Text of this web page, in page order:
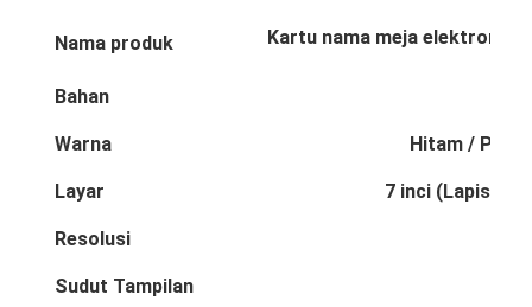
Nama produk
Kartu nama meja elektronik
Bahan
Warna Hitam /
Layar 7 inci (Lapisan
Resolusi
Sudut Tampilan